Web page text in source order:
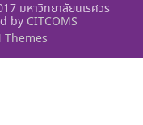
มหาวิทยาลัยนเรศวร
by CITCOMS
Themes